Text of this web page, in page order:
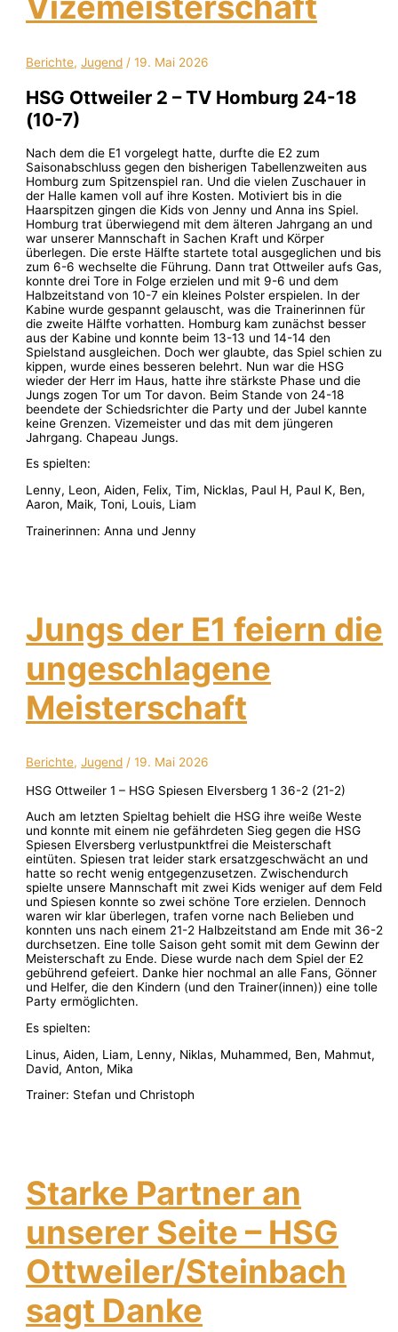
Berichte,Jugend /19. Mai 2026
HSG Ottweiler 2 – TV Homburg 24-18
(10-7)
Nach dem die E1 vorgelegt hatte, durfte die E2 zum
Saisonabschluss gegen den bisherigen Tabellenzweiten aus
Homburg zum Spitzenspiel ran. Und die vielen Zuschauer in
der Halle kamen voll auf ihre Kosten. Motiviert bis in die
Haarspitzen gingen die Kids von Jenny und Anna ins Spiel.
Homburg trat überwiegend mit dem älteren Jahrgang an und
war unserer Mannschaft in Sachen Kraft und Körper
überlegen. Die erste Hälfte startete total ausgeglichen und bis
zum 6-6 wechselte die Führung. Dann trat Ottweiler aufs Gas,
konnte drei Tore in Folge erzielen und mit 9-6 und dem
Halbzeitstand von 10-7 ein kleines Polster erspielen. In der
Kabine wurde gespannt gelauscht, was die Trainerinnen für
die zweite Hälfte vorhatten. Homburg kam zunächst besser
aus der Kabine und konnte beim 13-13 und 14-14 den
Spielstand ausgleichen. Doch wer glaubte, das Spiel schien zu
kippen, wurde eines besseren belehrt. Nun war die HSG
wieder der Herr im Haus, hatte ihre stärkste Phase und die
Jungs zogen Tor um Tor davon. Beim Stande von 24-18
beendete der Schiedsrichter die Party und der Jubel kannte
keine Grenzen. Vizemeister und das mit dem jüngeren
Jahrgang. Chapeau Jungs.
Es spielten:
Lenny, Leon, Aiden, Felix, Tim, Nicklas, Paul H, Paul K, Ben,
Aaron, Maik, Toni, Louis, Liam
Trainerinnen: Anna und Jenny
Jungs der E1 feiern die
ungeschlagene
Meisterschaft
Berichte,Jugend /19. Mai 2026
HSG Ottweiler 1 – HSG Spiesen Elversberg 1 36-2 (21-2)
Auch am letzten Spieltag behielt die HSG ihre weiße Weste
und konnte mit einem nie gefährdeten Sieg gegen die HSG
Spiesen Elversberg verlustpunktfrei die Meisterschaft
eintüten. Spiesen trat leider stark ersatzgeschwächt an und
hatte so recht wenig entgegenzusetzen. Zwischendurch
spielte unsere Mannschaft mit zwei Kids weniger auf dem Feld
und Spiesen konnte so zwei schöne Tore erzielen. Dennoch
waren wir klar überlegen, trafen vorne nach Belieben und
konnten uns nach einem 21-2 Halbzeitstand am Ende mit 36-2
durchsetzen. Eine tolle Saison geht somit mit dem Gewinn der
Meisterschaft zu Ende. Diese wurde nach dem Spiel der E2
gebührend gefeiert. Danke hier nochmal an alle Fans, Gönner
und Helfer, die den Kindern (und den Trainer(innen)) eine tolle
Party ermöglichten.
Es spielten:
Linus, Aiden, Liam, Lenny, Niklas, Muhammed, Ben, Mahmut,
David, Anton, Mika
Trainer: Stefan und Christoph
Starke Partner an
unserer Seite – HSG
Ottweiler/Steinbach
sagt Danke